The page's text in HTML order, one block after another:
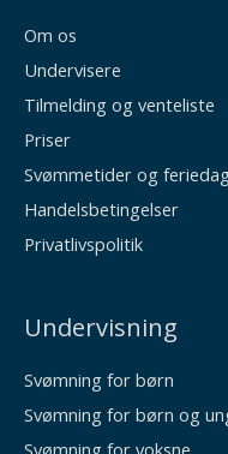
Om os
Undervisere
Tilmelding og venteliste
Priser
Svømmetider og
Handelsbetingelser
Privatlivspolitik
Undervisning
Svømning for børn
Svømning for børn og